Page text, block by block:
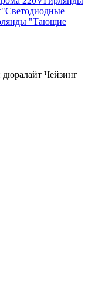
Светодиодные
"Тающие
Чейзинг